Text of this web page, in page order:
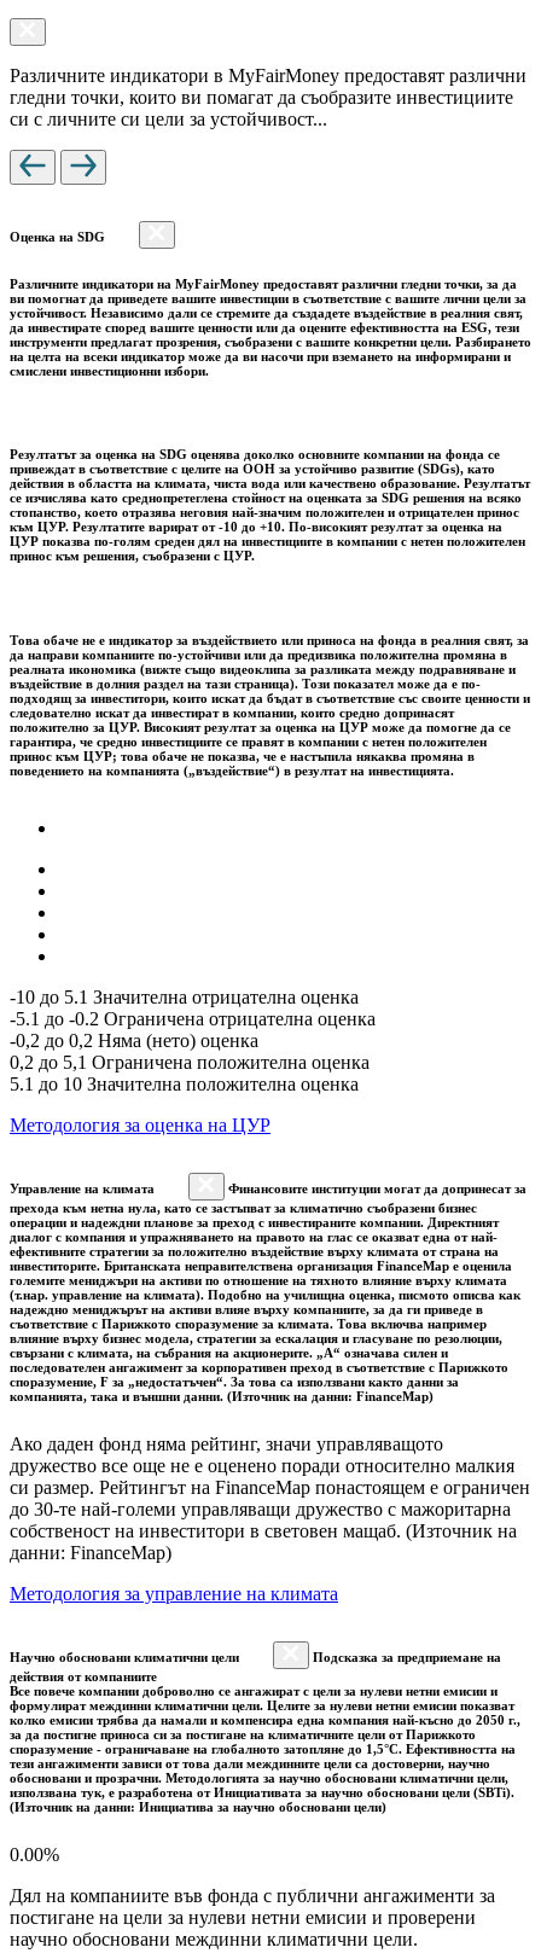
Различните индикатори в MyFairMoney предоставят различни
гледни точки, които ви помагат да съобразите инвестициите
си с личните си цели за устойчивост...
Оценка на SDG
Различните индикатори на MyFairMoney предоставят различни гледни точки, за да
ви помогнат да приведете вашите инвестиции в съответствие с вашите лични цели за
устойчивост. Независимо дали се стремите да създадете въздействие в реалния свят,
да инвестирате според вашите ценности или да оцените ефективността на ESG, тези
инструменти предлагат прозрения, съобразени с вашите конкретни цели. Разбирането
на целта на всеки индикатор може да ви насочи при вземането на информирани и
смислени инвестиционни избори.
Резултатът за оценка на SDG оценява доколко основните компании на фонда се
привеждат в съответствие с целите на ООН за устойчиво развитие (SDGs), като
действия в областта на климата, чиста вода или качествено образование. Резултатът
се изчислява като среднопретеглена стойност на оценката за SDG решения на всяко
стопанство, което отразява неговия най-значим положителен и отрицателен принос
към ЦУР. Резултатите варират от -10 до +10. По-високият резултат за оценка на
ЦУР показва по-голям среден дял на инвестициите в компании с нетен положителен
принос към решения, съобразени с ЦУР.
Това обаче не е индикатор за въздействието или приноса на фонда в реалния свят, за
да направи компаниите по-устойчиви или да предизвика положителна промяна в
реалната икономика (вижте също видеоклипа за разликата между подравняване и
въздействие в долния раздел на тази страница). Този показател може да е по-
подходящ за инвеститори, които искат да бъдат в съответствие със своите ценности и
следователно искат да инвестират в компании, които средно допринасят
положително за ЦУР. Високият резултат за оценка на ЦУР може да помогне да се
гарантира, че средно инвестициите се правят в компании с нетен положителен
принос към ЦУР; това обаче не показва, че е настъпила някаква промяна в
поведението на компанията („въздействие“) в резултат на инвестицията.
-10 до 5.1 Значителна отрицателна оценка
-5.1 до -0.2 Ограничена отрицателна оценка
-0,2 до 0,2 Няма (нето) оценка
0,2 до 5,1 Ограничена положителна оценка
5.1 до 10 Значителна положителна оценка
Методология за оценка на ЦУР
Управление на климата
Финансовите институции могат да допринесат за
прехода към нетна нула, като се застъпват за климатично съобразени бизнес
операции и надеждни планове за преход с инвестираните компании. Директният
диалог с компания и упражняването на правото на глас се оказват една от най-
ефективните стратегии за положително въздействие върху климата от страна на
инвеститорите. Британската неправителствена организация FinanceMap е оценила
големите мениджъри на активи по отношение на тяхното влияние върху климата
(т.нар. управление на климата). Подобно на училищна оценка, писмото описва как
надеждно мениджърът на активи влияе върху компаниите, за да ги приведе в
съответствие с Парижкото споразумение за климата. Това включва например
влияние върху бизнес модела, стратегии за ескалация и гласуване по резолюции,
свързани с климата, на събрания на акционерите. „A“ означава силен и
последователен ангажимент за корпоративен преход в съответствие с Парижкото
споразумение, F за „недостатъчен“. За това са използвани както данни за
компанията, така и външни данни. (Източник на данни: FinanceMap)
Ако даден фонд няма рейтинг, значи управляващото
дружество все още не е оценено поради относително малкия
си размер. Рейтингът на FinanceMap понастоящем е ограничен
до 30-те най-големи управляващи дружество с мажоритарна
собственост на инвеститори в световен мащаб. (Източник на
данни: FinanceMap)
Методология за управление на климата
Научно обосновани климатични цели
Подсказка за предприемане на
действия от компаниите
Все повече компании доброволно се ангажират с цели за нулеви нетни емисии и
формулират междинни климатични цели. Целите за нулеви нетни емисии показват
колко емисии трябва да намали и компенсира една компания най-късно до 2050 г.,
за да постигне приноса си за постигане на климатичните цели от Парижкото
споразумение - ограничаване на глобалното затопляне до 1,5°C. Ефективността на
тези ангажименти зависи от това дали междинните цели са достоверни, научно
обосновани и прозрачни. Методологията за научно обосновани климатични цели,
използвана тук, е разработена от Инициативата за научно обосновани цели (SBTi).
(Източник на данни: Инициатива за научно обосновани цели)
0.00%
Дял на компаниите във фонда с публични ангажименти за
постигане на цели за нулеви нетни емисии и проверени
научно обосновани междинни климатични цели.